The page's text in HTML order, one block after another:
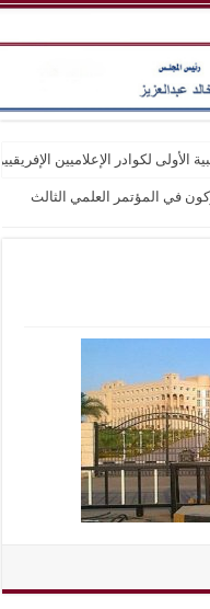
الأولى لكوادر الإعلاميين
في المؤتمر العلمي الثالث